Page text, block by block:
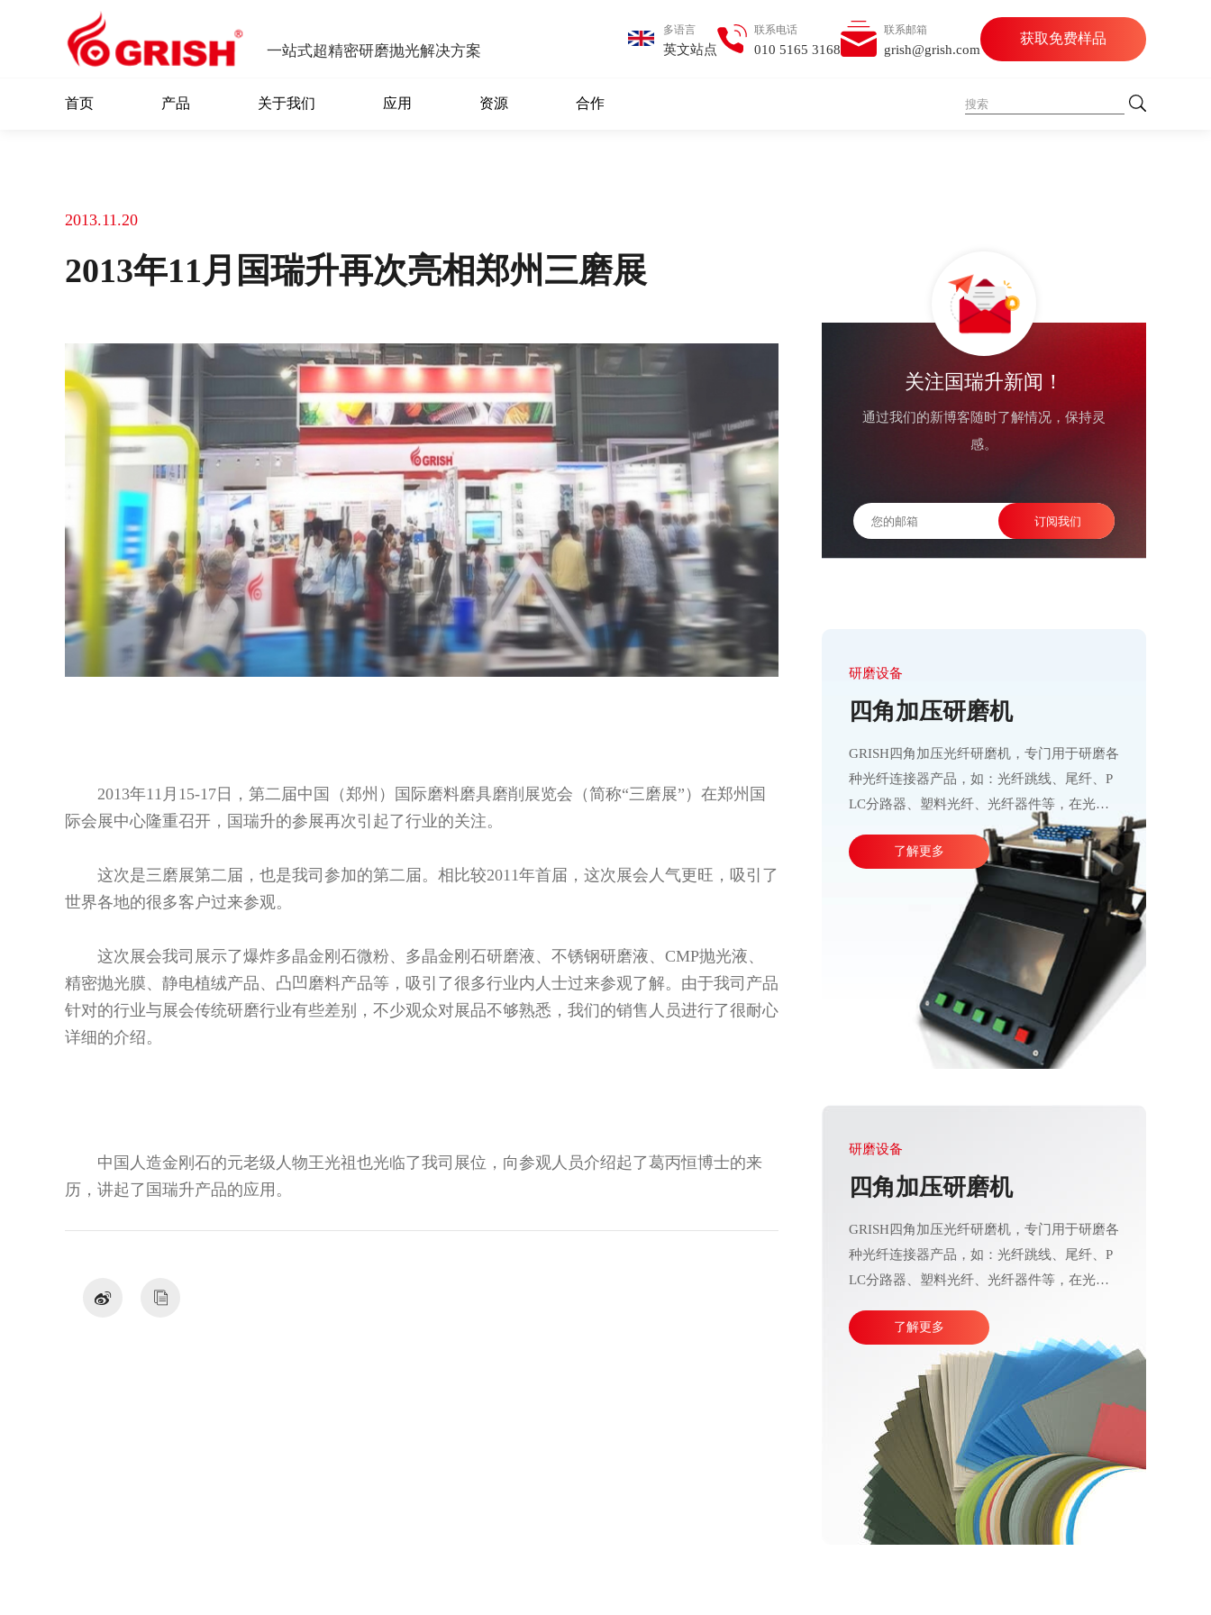
一站式超精密研磨抛光解决方案
多语言
英文站点
联系电话
010 5165 3168
联系邮箱
grish@grish.com
获取免费样品
首页 产品 关于我们 应用 资源 合作
2013.11.20
2013年11月国瑞升再次亮相郑州三磨展
2013年11月15-17日，第二届中国（郑州）国际磨料磨具磨削展览会（简称“三磨展”）在郑州国
际会展中心隆重召开，国瑞升的参展再次引起了行业的关注。
这次是三磨展第二届，也是我司参加的第二届。相比较2011年首届，这次展会人气更旺，吸引了
世界各地的很多客户过来参观。
这次展会我司展示了爆炸多晶金刚石微粉、多晶金刚石研磨液、不锈钢研磨液、CMP抛光液、
精密抛光膜、静电植绒产品、凸凹磨料产品等，吸引了很多行业内人士过来参观了解。由于我司产品
针对的行业与展会传统研磨行业有些差别，不少观众对展品不够熟悉，我们的销售人员进行了很耐心
详细的介绍。
中国人造金刚石的元老级人物王光祖也光临了我司展位，向参观人员介绍起了葛丙恒博士的来
历，讲起了国瑞升产品的应用。
关注国瑞升新闻！
通过我们的新博客随时了解情况，保持灵
感。
研磨设备
四角加压研磨机
GRISH四角加压光纤研磨机，专门用于研磨各
种光纤连接器产品，如：光纤跳线、尾纤、P
LC分路器、塑料光纤、光纤器件等，在光通
信行业应用十分广泛。产品加工精度高、操作
运行稳定，直观的大屏幕设计可使参数调整更
加方便快捷。目前比较成熟的产线加工方式主
要由四台或五台光纤研磨机，再配合各种规格
的PC、APC、UPC等研磨夹具组成。
了解更多
研磨设备
四角加压研磨机
GRISH四角加压光纤研磨机，专门用于研磨各
种光纤连接器产品，如：光纤跳线、尾纤、P
LC分路器、塑料光纤、光纤器件等，在光通
运行稳定，直观的大屏幕设计可使参数调整更
加方便快捷。目前比较成熟的产线加工方式主
要由四台或五台光纤研磨机，再配合各种规格
的PC、APC、UPC等研磨夹具组成。
了解更多